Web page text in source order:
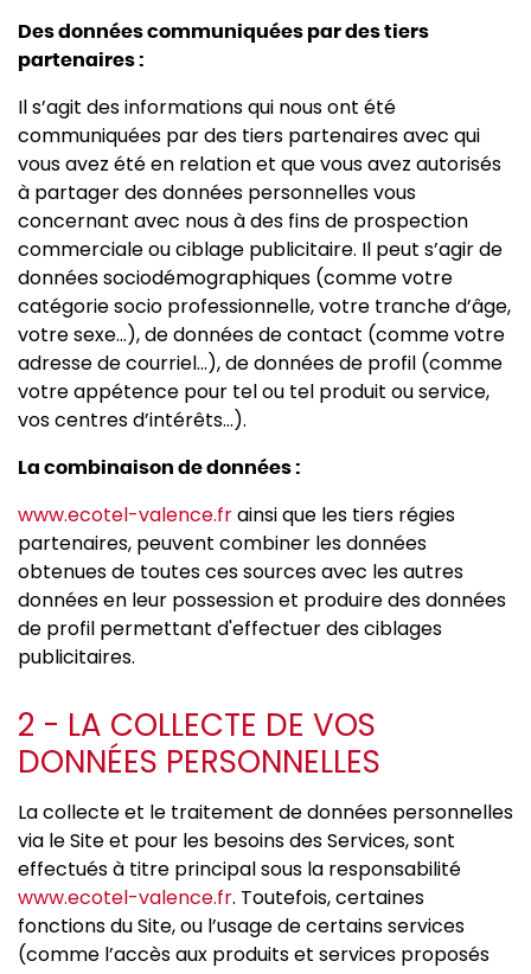
Des données communiquées par des tiers
partenaires :
Il s’agit des informations qui nous ont été
communiquées par des tiers partenaires avec qui
vous avez été en relation et que vous avez autorisés
à partager des données personnelles vous
concernant avec nous à des fins de prospection
commerciale ou ciblage publicitaire. Il peut s’agir de
données sociodémographiques (comme votre
catégorie socio professionnelle, votre tranche d’âge,
votre sexe...), de données de contact (comme votre
adresse de courriel...), de données de profil (comme
votre appétence pour tel ou tel produit ou service,
vos centres d’intérêts...).
La combinaison de données :
www.ecotel-valence.frainsi que les tiers régies
partenaires, peuvent combiner les données
obtenues de toutes ces sources avec les autres
données en leur possession et produire des données
de profil permettant d'effectuer des ciblages
publicitaires.
2 - LA COLLECTE DE VOS
DONNÉES PERSONNELLES
La collecte et le traitement de données personnelles
via le Site et pour les besoins des Services, sont
effectués à titre principal sous la responsabilité
www.ecotel-valence.fr. Toutefois, certaines
fonctions du Site, ou l’usage de certains services
(comme l’accès aux produits et services proposés